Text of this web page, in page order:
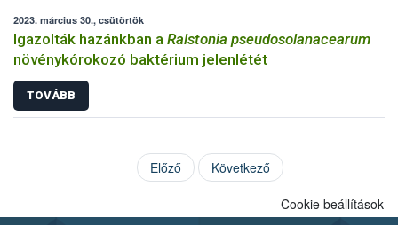
2023. március 30., csütörtök
Igazolták hazánkban a Ralstonia pseudosolanacearum
növénykórokozó baktérium jelenlétét
TOVÁBB
Előző Következő
Cookie beállítások